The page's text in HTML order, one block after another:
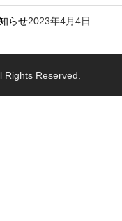
らせ2023年4月4日
Reserved.